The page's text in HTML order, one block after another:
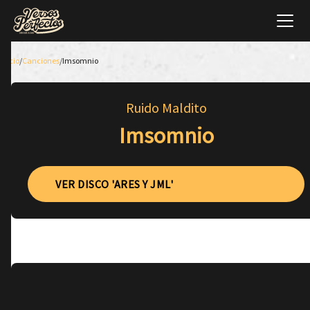
Inicio/Canciones/Imsomnio
Ruido Maldito
Imsomnio
VER DISCO 'ARES Y JML'